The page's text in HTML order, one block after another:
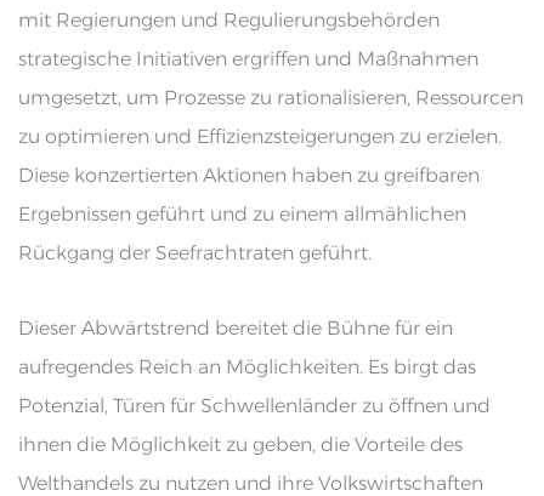
mit Regierungen und Regulierungsbehörden
strategische Initiativen ergriffen und Maßnahmen
umgesetzt, um Prozesse zu rationalisieren, Ressourcen
zu optimieren und Effizienzsteigerungen zu erzielen.
Diese konzertierten Aktionen haben zu greifbaren
Ergebnissen geführt und zu einem allmählichen
Rückgang der Seefrachtraten geführt.
Dieser Abwärtstrend bereitet die Bühne für ein
aufregendes Reich an Möglichkeiten. Es birgt das
Potenzial, Türen für Schwellenländer zu öffnen und
ihnen die Möglichkeit zu geben, die Vorteile des
Welthandels zu nutzen und ihre Volkswirtschaften